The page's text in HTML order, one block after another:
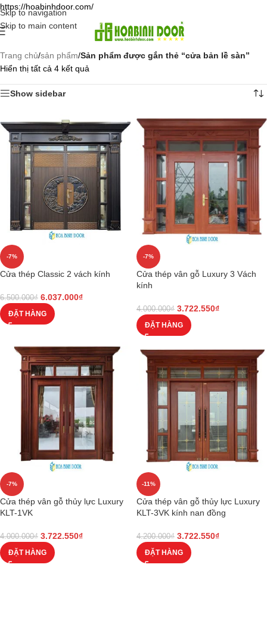
https://hoabinhdoor.com/
Skip to navigation
Skip to main content
Trang chủ/sản phẩm/Sản phẩm được gắn thẻ “cửa bản lề sàn”
Hiển thị tất cả 4 kết quả
Show sidebar
-7%
Cửa thép Classic 2 vách kính
6.500.000₫ 6.037.000₫
ĐẶT HÀNG
-7%
Cửa thép vân gỗ Luxury 3 Vách
kính
4.000.000₫ 3.722.550₫
ĐẶT HÀNG
-7%
Cửa thép vân gỗ thủy lực Luxury
KLT-1VK
4.000.000₫ 3.722.550₫
ĐẶT HÀNG
-11%
Cửa thép vân gỗ thủy lực Luxury
KLT-3VK kính nan đồng
4.200.000₫ 3.722.550₫
ĐẶT HÀNG